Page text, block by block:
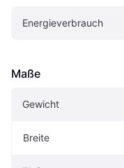
Energieverbrauch
Maße
Gewicht
Breite